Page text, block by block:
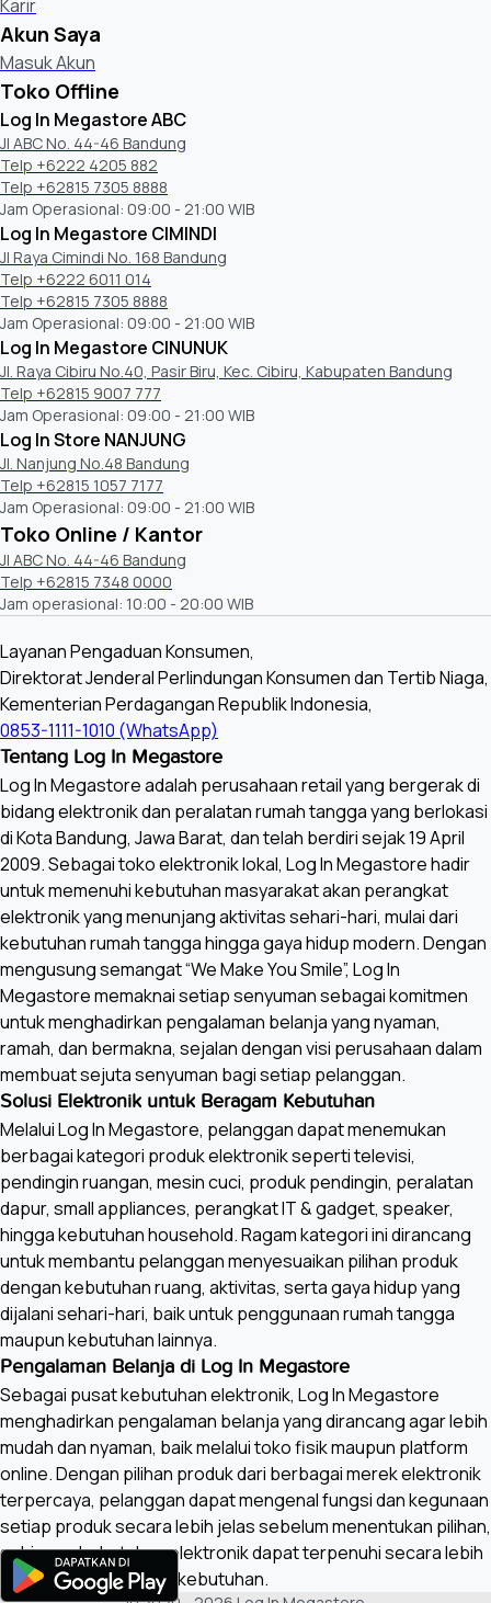
Karir
Akun Saya
Masuk Akun
Toko Offline
Log In Megastore ABC
Jl ABC No. 44-46 Bandung
Telp +6222 4205 882
Telp +62815 7305 8888
Jam Operasional: 09:00 - 21:00 WIB
Log In Megastore CIMINDI
Jl Raya Cimindi No. 168 Bandung
Telp +6222 6011 014
Telp +62815 7305 8888
Jam Operasional: 09:00 - 21:00 WIB
Log In Megastore CINUNUK
Jl. Raya Cibiru No.40, Pasir Biru, Kec. Cibiru, Kabupaten Bandung
Telp +62815 9007 777
Jam Operasional: 09:00 - 21:00 WIB
Log In Store NANJUNG
Jl. Nanjung No.48 Bandung
Telp +62815 1057 7177
Jam Operasional: 09:00 - 21:00 WIB
Toko Online / Kantor
Jl ABC No. 44-46 Bandung
Telp +62815 7348 0000
Jam operasional: 10:00 - 20:00 WIB
Layanan Pengaduan Konsumen,
Direktorat Jenderal Perlindungan Konsumen dan Tertib Niaga,
Kementerian Perdagangan Republik Indonesia,
0853-1111-1010 (WhatsApp)
Tentang Log In Megastore
Log In Megastore adalah perusahaan retail yang bergerak di
bidang elektronik dan peralatan rumah tangga yang berlokasi
di Kota Bandung, Jawa Barat, dan telah berdiri sejak 19 April
2009. Sebagai toko elektronik lokal, Log In Megastore hadir
untuk memenuhi kebutuhan masyarakat akan perangkat
elektronik yang menunjang aktivitas sehari-hari, mulai dari
kebutuhan rumah tangga hingga gaya hidup modern. Dengan
mengusung semangat “We Make You Smile”, Log In
Megastore memaknai setiap senyuman sebagai komitmen
untuk menghadirkan pengalaman belanja yang nyaman,
ramah, dan bermakna, sejalan dengan visi perusahaan dalam
membuat sejuta senyuman bagi setiap pelanggan.
Solusi Elektronik untuk Beragam Kebutuhan
Melalui Log In Megastore, pelanggan dapat menemukan
berbagai kategori produk elektronik seperti televisi,
pendingin ruangan, mesin cuci, produk pendingin, peralatan
dapur, small appliances, perangkat IT & gadget, speaker,
hingga kebutuhan household. Ragam kategori ini dirancang
untuk membantu pelanggan menyesuaikan pilihan produk
dengan kebutuhan ruang, aktivitas, serta gaya hidup yang
dijalani sehari-hari, baik untuk penggunaan rumah tangga
maupun kebutuhan lainnya.
Pengalaman Belanja di Log In Megastore
Sebagai pusat kebutuhan elektronik, Log In Megastore
menghadirkan pengalaman belanja yang dirancang agar lebih
mudah dan nyaman, baik melalui toko fisik maupun platform
online. Dengan pilihan produk dari berbagai merek elektronik
terpercaya, pelanggan dapat mengenal fungsi dan kegunaan
setiap produk secara lebih jelas sebelum menentukan pilihan,
sehingga kebutuhan elektronik dapat terpenuhi secara lebih
terencana dan sesuai kebutuhan.